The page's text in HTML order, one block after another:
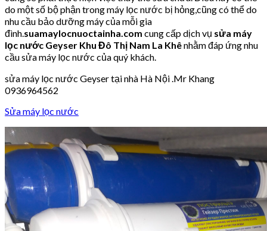
do một số bộ phận trong máy lọc nước bị hỏng,cũng có thể do
nhu cầu bảo dưỡng máy của mỗi gia
đình.suamaylocnuoctainha.com cung cấp dịch vụ sửa máy
lọc nước Geyser Khu Đô Thị Nam La Khênhằm đáp ứng nhu
cầu sửa máy lọc nước của quý khách.
sửa máy lọc nước Geyser tại nhà Hà Nội .Mr Khang
0936964562
Sửa máy lọc nước